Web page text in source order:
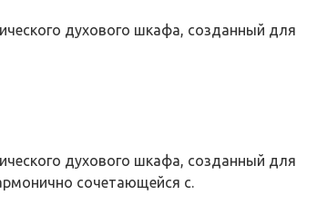
духового шкафа, созданный для
духового шкафа, созданный для
сочетающейся с.